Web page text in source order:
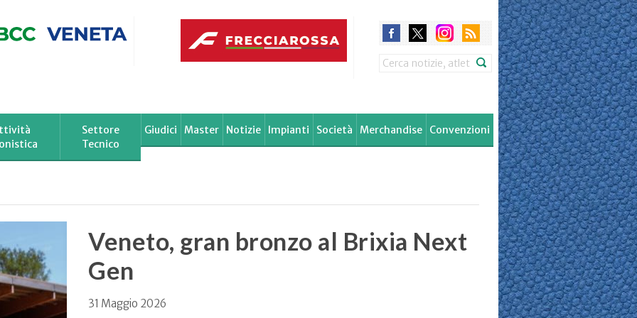
Search
Settore
Tecnico
Giudici Master Notizie Impianti Società Merchandise Convenzioni
Veneto, gran bronzo al Brixia Next
Gen
31 Maggio 2026